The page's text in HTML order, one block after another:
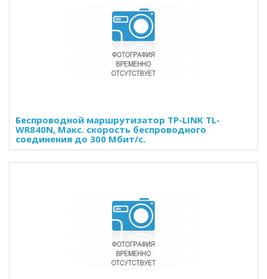
Беспроводной маршрутизатор TP-LINK TL-
WR840N, Макс. скорость беспроводного
соединения до 300 Мбит/с.